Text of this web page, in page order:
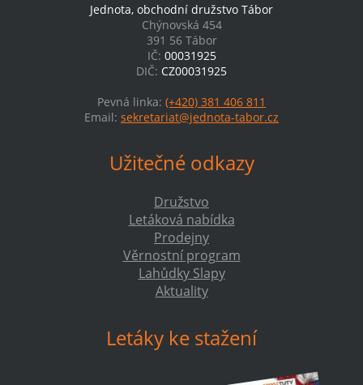
Jednota, obchodní družstvo Tábor
Chýnovská 454
391 56 Tábor
IČ: 00031925
DIČ: CZ00031925
Pevná linka: (+420) 381 406 811
Email: sekretariat@jednota-tabor.cz
Užitečné odkazy
Družstvo
Letáková nabídka
Prodejny
Věrnostní program
Lahůdky Slapy
Aktuality
Letáky ke stažení